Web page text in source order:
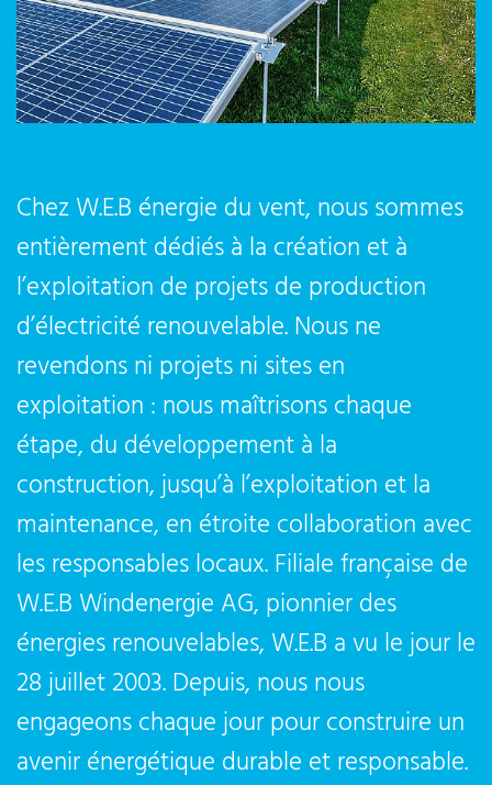
Chez W.E.B énergie du vent, nous sommes
entièrement dédiés à la création et à
l’exploitation de projets de production
d’électricité renouvelable. Nous ne
revendons ni projets ni sites en
exploitation : nous maîtrisons chaque
étape, du développement à la
construction, jusqu’à l’exploitation et la
maintenance, en étroite collaboration avec
les responsables locaux. Filiale française de
W.E.B Windenergie AG, pionnier des
énergies renouvelables, W.E.B a vu le jour le
28 juillet 2003. Depuis, nous nous
engageons chaque jour pour construire un
avenir énergétique durable et responsable.